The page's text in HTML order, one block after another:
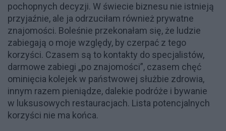
pochopnych decyzji. W świecie biznesu nie istnieją
przyjaźnie, ale ja odrzuciłam również prywatne
znajomości. Boleśnie przekonałam się, że ludzie
zabiegają o moje względy, by czerpać z tego
korzyści. Czasem są to kontakty do specjalistów,
darmowe zabiegi „po znajomości”, czasem chęć
ominięcia kolejek w państwowej służbie zdrowia,
innym razem pieniądze, dalekie podróże i bywanie
w luksusowych restauracjach. Lista potencjalnych
korzyści nie ma końca.